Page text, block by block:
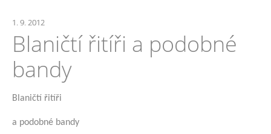
1. 9. 2012
Blaničtí řitíři a podobné
bandy
Blaničtí řitíři
a podobné bandy